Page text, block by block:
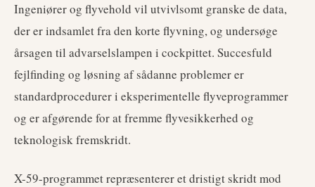
Ingeniører og flyvehold vil utvivlsomt granske de data,
der er indsamlet fra den korte flyvning, og undersøge
årsagen til advarselslampen i cockpittet. Succesfuld
fejlfinding og løsning af sådanne problemer er
standardprocedurer i eksperimentelle flyveprogrammer
og er afgørende for at fremme flyvesikkerhed og
teknologisk fremskridt.
X-59-programmet repræsenterer et dristigt skridt mod